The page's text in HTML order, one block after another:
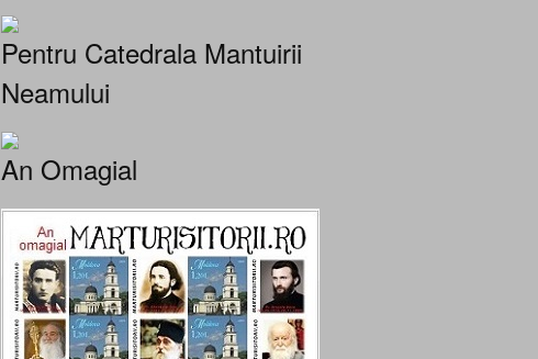
Pentru Catedrala Mantuirii
Neamului
An Omagial